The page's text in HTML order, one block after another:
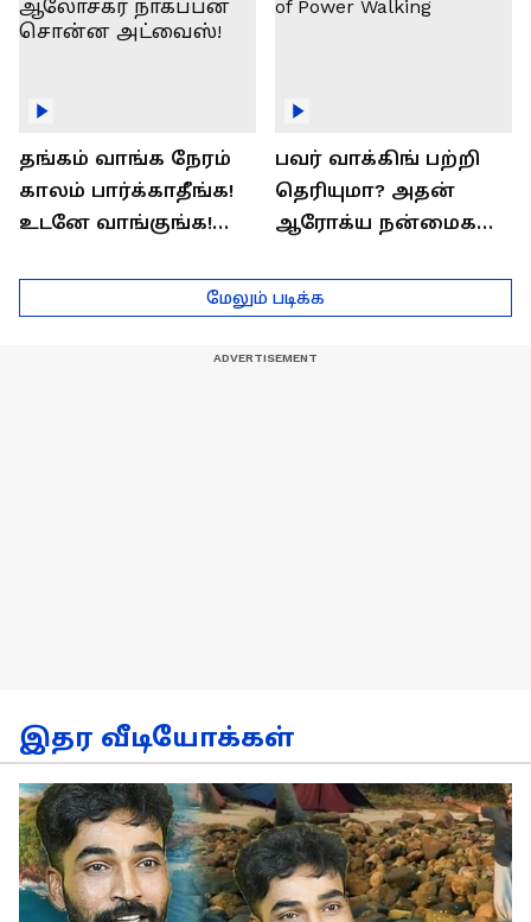
தங்கம் வாங்க நேரம்
காலம் பார்க்காதீங்க!
உடனே வாங்குங்க!
ஆலோசகர் நாகப்பன்
சொன்ன அட்வைஸ்!
பவர் வாக்கிங் பற்றி
தெரியுமா? அதன்
ஆரோக்ய நன்மைகள்
of Power Walking
மேலும் படிக்க
இதர வீடியோக்கள்